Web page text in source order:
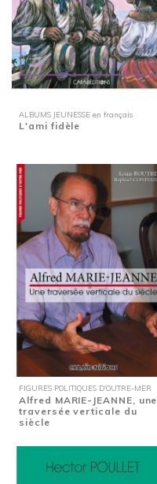
ALBUMS JEUNESSE en français
L'ami fidèle
FIGURES POLITIQUES D'OUTRE-MER
Alfred MARIE-JEANNE, une
traversée verticale du
siècle